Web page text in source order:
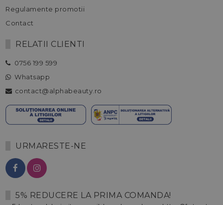
Regulamente promotii
Contact
RELATII CLIENTI
0756 199 599
Whatsapp
contact@alphabeauty.ro
URMARESTE-NE
5% REDUCERE LA PRIMA COMANDA!